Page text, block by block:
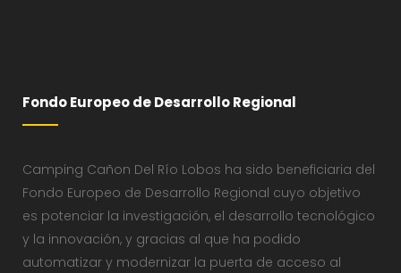
Fondo Europeo de Desarrollo Regional
Camping Cañon Del Río Lobos ha sido beneficiaria del
Fondo Europeo de Desarrollo Regional cuyo objetivo
es potenciar la investigación, el desarrollo tecnológico
y la innovación, y gracias al que ha podido
automatizar y modernizar la puerta de acceso al